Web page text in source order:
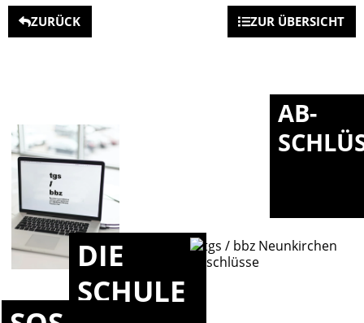
ZURÜCK ZUR ÜBERSICHT
DIE
SCHULE
AB-